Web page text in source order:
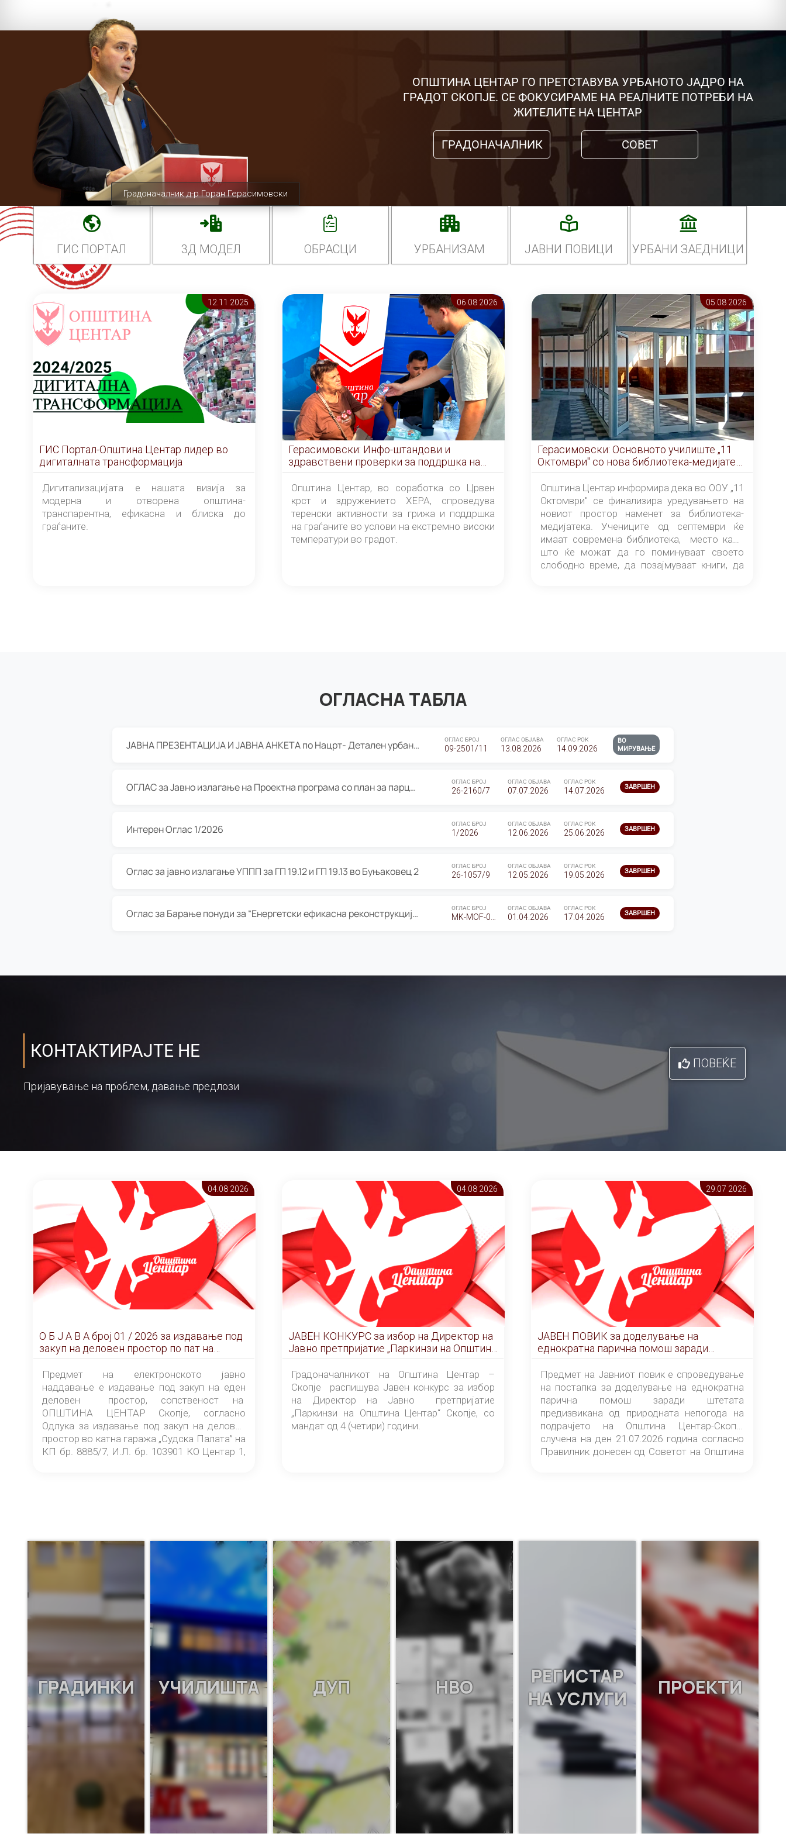
Градоначалник д-р Горан Герасимовски
ОПШТИНА ЦЕНТАР ГО ПРЕТСТАВУВА УРБАНОТО ЈАДРО НА
ГРАДОТ СКОПЈЕ. СЕ ФОКУСИРАМЕ НА РЕАЛНИТЕ ПОТРЕБИ НА
ЖИТЕЛИТЕ НА ЦЕНТАР
ГРАДОНАЧАЛНИК СОВЕТ
ГИС ПОРТАЛ 3Д МОДЕЛ ОБРАСЦИ УРБАНИЗАМ ЈАВНИ ПОВИЦИ УРБАНИ ЗАЕДНИЦИ
12.11 2025
ГИС Портал-Општина Центар лидер во
дигиталната трансформација
Дигитализацијата е нашата визија за
модерна и отворена општина-
транспарентна, ефикасна и блиска до
граѓаните.
06.08 2026
Герасимовски: Инфо-штандови и
здравствени проверки за поддршка на
граѓаните во услови на топлотен бран
Општина Центар, во соработка со Црвен
крст и здружението ХЕРА, спроведува
теренски активности за грижа и поддршка
на граѓаните во услови на екстремно високи
температури во градот.
05.08 2026
Герасимовски: Основното училиште „11
Октомври" со нова библиотека-медијатека
од септември
Општина Центар информира дека во ООУ „11
Октомври" се финализира уредувањето на
новиот простор наменет за библиотека-
медијатека. Учениците од септември ќе
имаат современа библиотека, место каде
што ќе можат да го поминуваат своето
слободно време, да позајмуваат книги, да
ОГЛАСНА ТАБЛА
ЈАВНА ПРЕЗЕНТАЦИЈА И ЈАВНА АНКЕТА по Нацрт- Детален урбанистички план Градска четврт Ј 05- Барутана, Општина Центар- Скопје, плански период 2025-2030 ОГЛАС БРОЈ
09-2501/11
ОГЛАС ОБЈАВА
13.08.2026
ОГЛАС РОК
14.09.2026
ВО
МИРУВАЊЕ
ОГЛАС за Јавно излагање на Проектна програма со план за парцелација за Урбанистички проект со план за парцелација за спојување на ГП 20.12 и ГП 20.37 од Изменување и дополнување на Детален урбанистички план Буњаковец 2, Општина Центар – Скопје ОГЛАС БРОЈ
26-2160/7
ОГЛАС ОБЈАВА
07.07.2026
ОГЛАС РОК
14.07.2026 ЗАВРШЕН
Интерен Оглас 1/2026 ОГЛАС БРОЈ
1/2026
ОГЛАС ОБЈАВА
12.06.2026
ОГЛАС РОК
25.06.2026 ЗАВРШЕН
Оглас за јавно излагање УППП за ГП 19.12 и ГП 19.13 во Буњаковец 2 ОГЛАС БРОЈ
26-1057/9
ОГЛАС ОБЈАВА
12.05.2026
ОГЛАС РОК
19.05.2026 ЗАВРШЕН
Оглас за Барање понуди за “Енергетски ефикасна реконструкција на објектот ООУ „Св. Кирил и Методиј" ОГЛАС БРОЈ ОГЛАС ОБЈАВА
01.04.2026
ОГЛАС РОК
17.04.2026 ЗАВРШЕН
КОНТАКТИРАЈТЕ НЕ
Пријавување на проблем, давање предлози
ПОВЕЌЕ
04.08 2026
О Б Ј А В А брoj 01 / 2026 за издавање под
закуп на деловен простор по пат на
ЕЛЕКТРОНСКО ЈАВНО НАДДАВАЊЕ
Предмет на електронското јавно
наддавање е издавање под закуп на еден
деловен простор, сопственост на
ОПШТИНА ЦЕНТАР Скопје, согласно
Одлука за издавање под закуп на деловен
простор во катна гаража „Судска Палата” на
КП бр. 8885/7, И.Л. бр. 103901 КО Центар 1,
понудувач.
04.08 2026
ЈАВЕН КОНКУРС за избор на Директор на
Јавно претпријатие „Паркинзи на Општина
Центар“ – Скопје
Градоначалникот на Општина Центар –
Скопје распишува Јавен конкурс за избор
на Директор на Јавно претпријатие
„Паркинзи на Општина Центар“ Скопје, со
мандат од 4 (четири) години.
29.07 2026
ЈАВЕН ПОВИК за доделување на
еднократна парична помош заради
штетата предизвикана од природната
непогода на подрачјето на Општина
Центар-Скопје случена на ден 21.07.2026
година
Предмет на Јавниот повик е спроведување
на постапка за доделување на еднократна
парична помош заради штетата
предизвикана од природната непогода на
подрачјето на Општина Центар-Скопје
случена на ден 21.07.2026 година согласно
Правилник донесен од Советот на Општина
ГРАДИНКИ УЧИЛИШТА ДУП НВО
РЕГИСТАР
НА УСЛУГИ
ПРОЕКТИ